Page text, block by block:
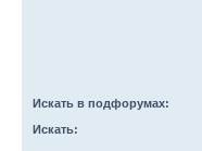
Искать в подфорумах:
Искать: